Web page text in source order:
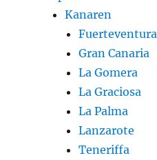
Kanaren
Fuerteventura
Gran Canaria
La Gomera
La Graciosa
La Palma
Lanzarote
Teneriffa